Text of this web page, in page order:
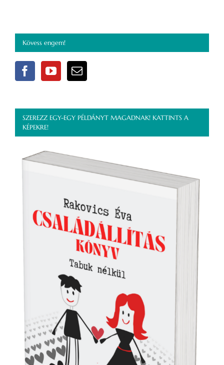
Kövess engem!
SZEREZZ EGY-EGY PÉLDÁNYT MAGADNAK! KATTINTS A
KÉPEKRE!